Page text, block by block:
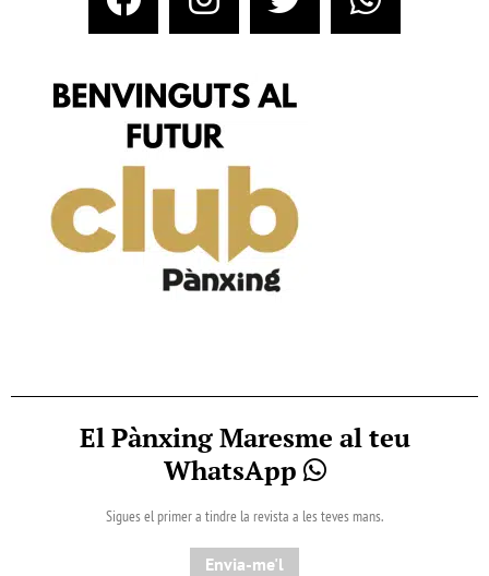
El Pànxing Maresme al teu
WhatsApp
Sigues el primer a tindre la revista a les teves mans.
Envia-me'l